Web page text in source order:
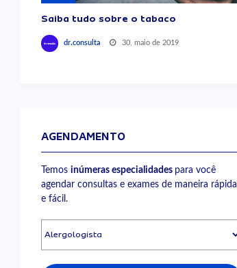
Saiba tudo sobre o tabaco
dr.consulta 30, maio de 2019
AGENDAMENTO
Temos inúmeras especialidades para você
agendar consultas e exames de maneira rápida
e fácil.